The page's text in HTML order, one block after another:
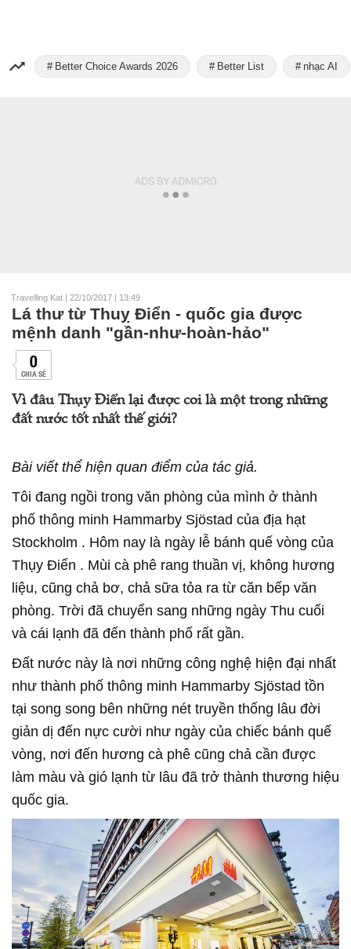
Better Choice Awards 2026 Better List nhạc AI
Travelling Kat | 22/10/2017 | 13:49
Lá thư từ Thuỵ Điển - quốc gia được
mệnh danh "gần-như-hoàn-hảo"
0
CHIA SẺ
Vì đâu Thụy Điển lại được coi là một trong những
đất nước tốt nhất thế giới?
Bài viết thể hiện quan điểm của tác giả.
Tôi đang ngồi trong văn phòng của mình ở thành
phố thông minh Hammarby Sjöstad của địa hạt
Stockholm . Hôm nay là ngày lễ bánh quế vòng của
Thụy Điển . Mùi cà phê rang thuần vị, không hương
liệu, cũng chả bơ, chả sữa tỏa ra từ căn bếp văn
phòng. Trời đã chuyển sang những ngày Thu cuối
và cái lạnh đã đến thành phố rất gần.
Đất nước này là nơi những công nghệ hiện đại nhất
như thành phố thông minh Hammarby Sjöstad tồn
tại song song bên những nét truyền thống lâu đời
giản dị đến nực cười như ngày của chiếc bánh quế
vòng, nơi đến hương cà phê cũng chả cần được
làm màu và gió lạnh từ lâu đã trở thành thương hiệu
quốc gia.